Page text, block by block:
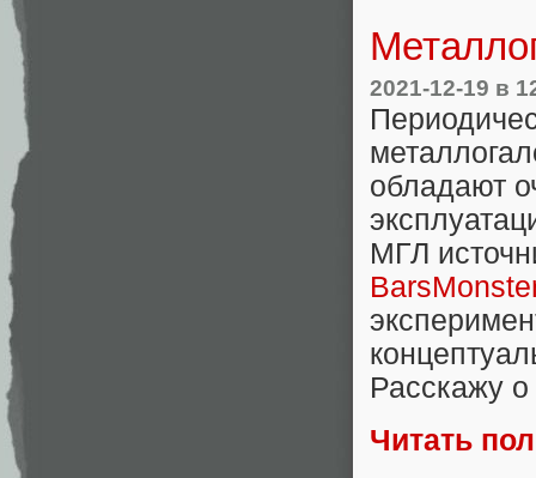
2021-12-19 в
обладают
МГЛ
Расскажу
Читать